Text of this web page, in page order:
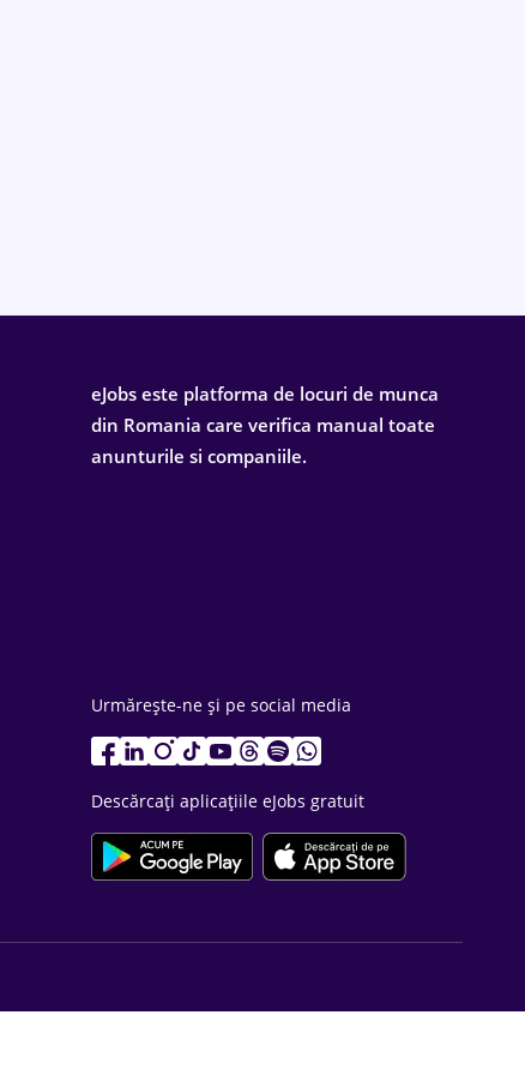
eJobs este platforma de locuri de munca
din Romania care verifica manual toate
anunturile si companiile.
Urmărește-ne și pe social media
Descărcați aplicațiile eJobs gratuit